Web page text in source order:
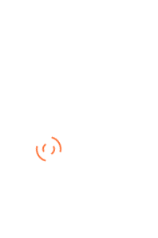
Arbeitsgeräte in der Luft